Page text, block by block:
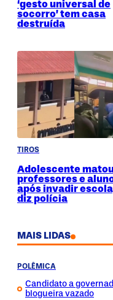
‘gesto universal de
socorro’ tem casa
destruída
TIROS
Adolescente
professores e
após invadir
diz polícia
MAIS LIDAS
POLÊMICA
Candidato a
blogueira vazado